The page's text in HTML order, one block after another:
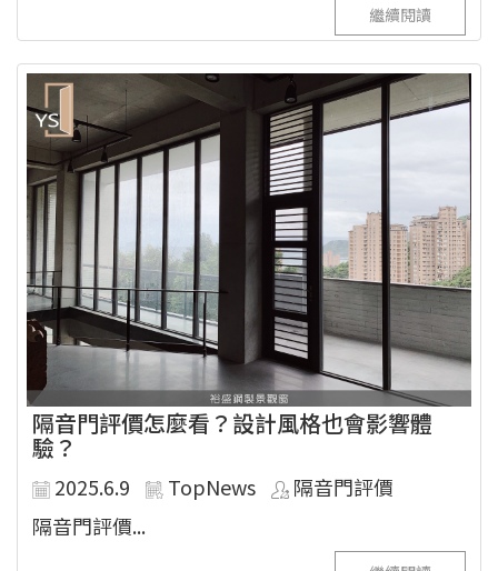
繼續閱讀
隔音門評價怎麼看？設計風格也會影響體
驗？
2025.6.9 TopNews
隔音門評價
隔音門評價...